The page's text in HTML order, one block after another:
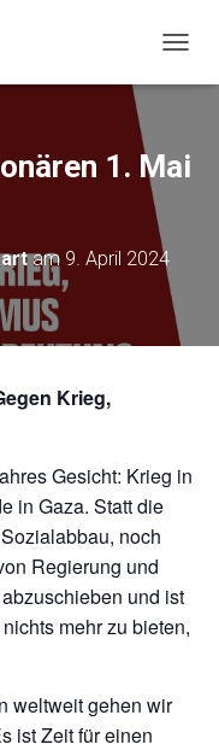
1. Mai
am 9. April 2024
Krieg,
Gesicht: Krieg in
in Gaza. Statt die
noch
Regierung und
und ist
mehr zu bieten,
weltweit gehen wir
ist Zeit für einen